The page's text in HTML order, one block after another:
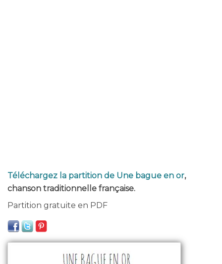
Téléchargez la partition de Une bague en or,
chanson traditionnelle française.
Partition gratuite en PDF